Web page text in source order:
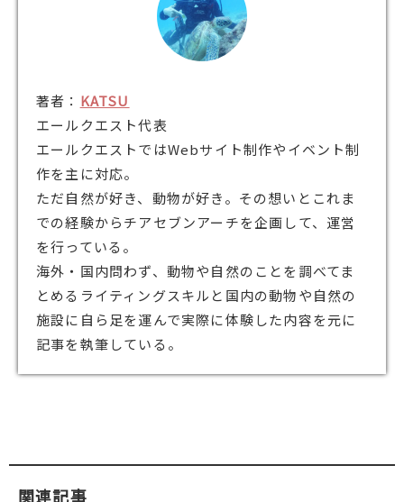
著者： KATSU
エールクエスト代表
エールクエストではWebサイト制作やイベント制
作を主に対応。
ただ自然が好き、動物が好き。その想いとこれま
での経験からチアセブンアーチを企画して、運営
を行っている。
海外・国内問わず、動物や自然のことを調べてま
とめるライティングスキルと国内の動物や自然の
施設に自ら足を運んで実際に体験した内容を元に
記事を執筆している。
関連記事